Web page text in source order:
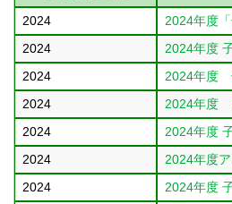
2024
2024年度
2024
2024年度
2024
2024年度
2024
2024年度
2024
2024年度
2024
2024年度
2024
2024年度